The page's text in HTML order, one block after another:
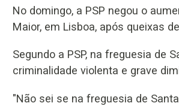
No domingo, a PSP negou o
Maior, em Lisboa, após queixas
Segundo a PSP, na freguesia de
criminalidade violenta e grave
"Não sei se na freguesia de